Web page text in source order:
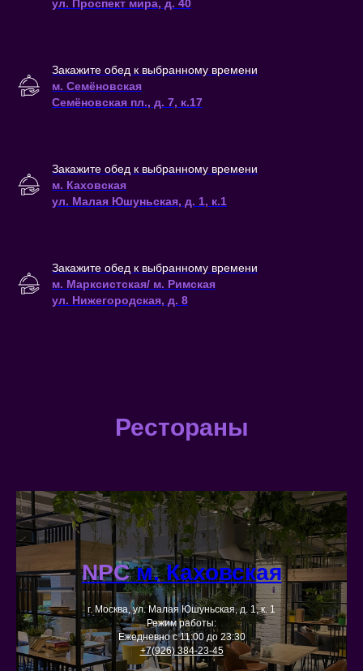
ул. Проспект мира, д. 40
Закажите обед к выбранному времени
м. Семёновская
Семёновская пл., д. 7, к.17
Закажите обед к выбранному времени
м. Каховская
ул. Малая Юшуньская, д. 1, к.1
Закажите обед к выбранному времени
м. Марксистская/ м. Римская
ул. Нижегородская, д. 8
Рестораны
NPCм. Каховская
г. Москва, ул. Малая Юшуньская, д. 1, к. 1
Режим работы:
Ежедневно с 11:00 до 23:30
+7(926) 384-23-45